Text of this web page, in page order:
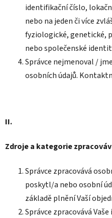
identifikační číslo,
nebo na jeden či více
fyziologické, genetické,
nebo společenské
Správce nejmenoval /
osobních údajů.
II.
Zdroje a kategorie
Správce zpracovává
poskytl/a nebo osobní
základě plnění Vaší
Správce zpracovává